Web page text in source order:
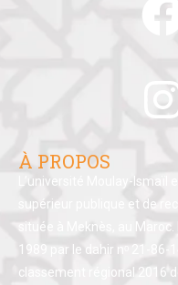
À PROPOS
L’université Moulay-Ismaïl
supérieur publique et de
située à Meknès, au Maroc.
1989 par le dahir nᵒ 21-86-
classement régional 2016